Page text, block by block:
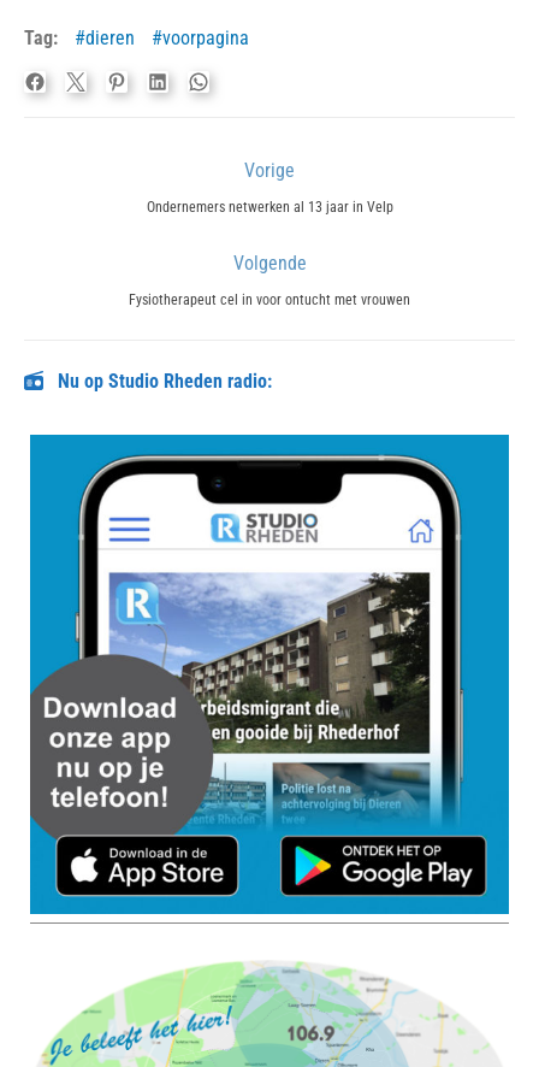
Tag: dieren voorpagina
Vorige
Previous
Ondernemers netwerken al 13 jaar in Velp
Volgende
Next
Fysiotherapeut cel in voor ontucht met vrouwen
Nu op Studio Rheden radio: